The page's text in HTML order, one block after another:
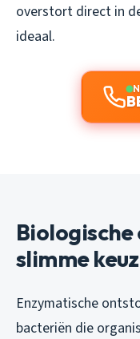
overstort direct in
ideaal.
slimme
Enzymatische
bacteriën die